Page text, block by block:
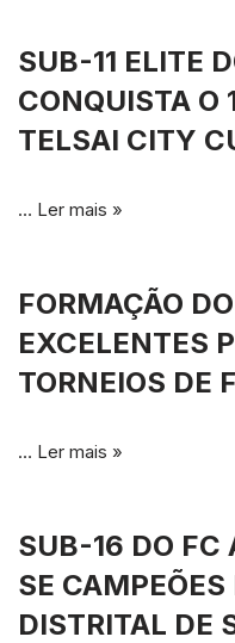
SUB-11 ELITE
CONQUISTA O
TELSAI CITY
… Ler mais »
FORMAÇÃO
EXCELENTES
TORNEIOS DE
… Ler mais »
SUB-16 DO FC
SE
DISTRITAL DE